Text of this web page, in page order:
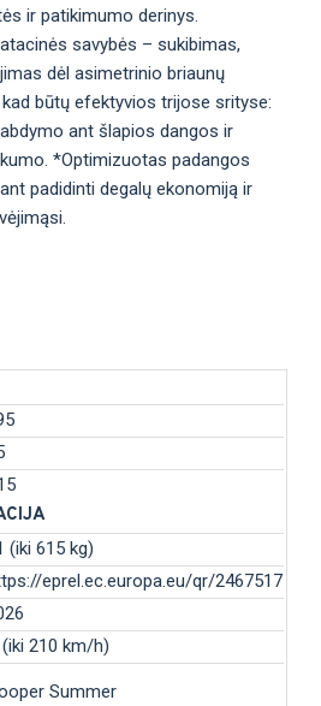
ir patikimumo derinys.
savybės – sukibimas,
dėl asimetrinio briaunų
būtų efektyvios trijose srityse:
ant šlapios dangos ir
*Optimizuotas padangos
padidinti degalų ekonomiją ir
(iki 615 kg)
eprel.ec.europa.eu/qr/2467517
210 km/h)
Summer